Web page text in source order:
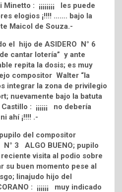
: ¡¡¡¡¡¡¡¡ les puede
elogios ¡!!!! ……. bajo la
Maicol de Souza.-
el hijo de ASIDERO N° 6
cantar lotería” y ante
repita la dosis; es muy
compositor Walter “la
integrar la zona de privilegio
nuevamente bajo la batuta
: ¡¡¡¡¡¡ no debería
ahí ¡!!!! .-
del compositor
3 ALGO BUENO; pupilo
visita al podio sobre
su buen momento pese al
linajudo hijo del
: ¡¡¡¡¡¡ muy indicado